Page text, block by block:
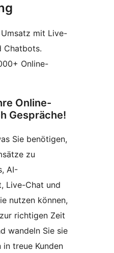
mit Live-
Chatbots.
Online-
Online-
Gespräche!
Sie benötigen,
zu
AI-
Live-Chat und
nutzen können,
richtigen Zeit
wandeln Sie sie
in treue Kunden